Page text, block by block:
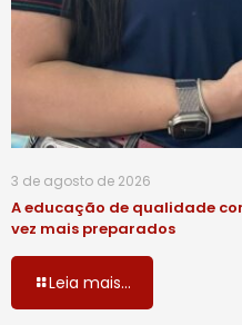
3 de agosto de 2026
A educação de qualidade
vez mais preparados
Leia mais...